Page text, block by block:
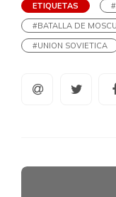
ETIQUETAS
#BATALLA DE MOSCU
#UNION SOVIETICA